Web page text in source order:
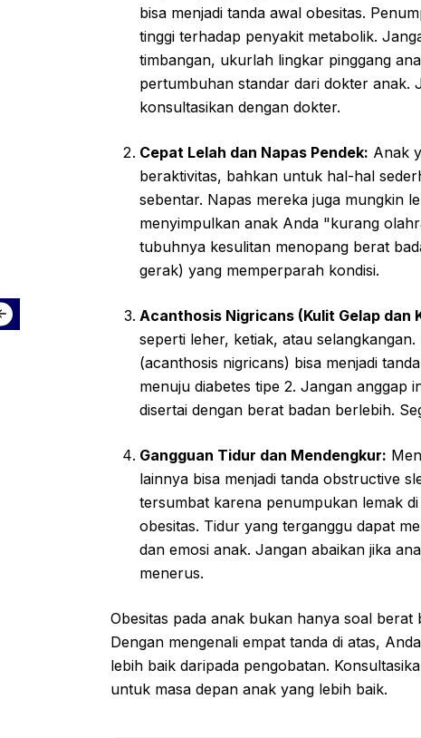
bisa menjadi tanda awal obesitas.
tinggi terhadap penyakit metabolik.
timbangan, ukurlah lingkar pinggang
pertumbuhan standar dari dokter anak.
konsultasikan dengan dokter.
Cepat Lelah dan Napas Pendek: Anak
beraktivitas, bahkan untuk hal-hal
sebentar. Napas mereka juga mungkin
menyimpulkan anak Anda "kurang
tubuhnya kesulitan menopang berat
gerak) yang memperparah kondisi.
Acanthosis Nigricans (Kulit Gelap dan
seperti leher, ketiak, atau
(acanthosis nigricans) bisa menjadi
menuju diabetes tipe 2. Jangan anggap
disertai dengan berat badan berlebih.
Gangguan Tidur dan Mendengkur:
lainnya bisa menjadi tanda obstructive
tersumbat karena penumpukan lemak
obesitas. Tidur yang terganggu dapat
dan emosi anak. Jangan abaikan jika
menerus.
Obesitas pada anak bukan hanya soal
Dengan mengenali empat tanda di atas,
lebih baik daripada pengobatan.
untuk masa depan anak yang lebih baik.